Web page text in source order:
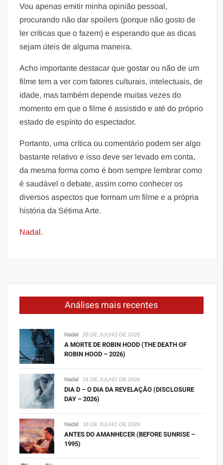
Vou apenas emitir minha opinião pessoal,
procurando não dar spoilers (porque não gosto de
ler críticas que o fazem) e esperando que as dicas
sejam úteis de alguma maneira.
Acho importante destacar que gostar ou não de um
filme tem a ver com fatores culturais, intelectuais, de
idade, mas também depende muitas vezes do
momento em que o filme é assistido e até do próprio
estado de espírito do espectador.
Portanto, uma crítica ou comentário podem ser algo
bastante relativo e isso deve ser levado em conta,
da mesma forma como é bom sempre lembrar como
é saudável o debate, assim como conhecer os
diversos aspectos que formam um filme e a própria
história da Sétima Arte.
Nadal.
Análises mais recentes
Nadal 28 DE JULHO DE 2026
A MORTE DE ROBIN HOOD (THE DEATH OF
ROBIN HOOD – 2026)
Nadal 24 DE JULHO DE 2026
DIA D – O DIA DA REVELAÇÃO (DISCLOSURE
DAY – 2026)
Nadal 18 DE JULHO DE 2026
ANTES DO AMANHECER (BEFORE SUNRISE –
1995)